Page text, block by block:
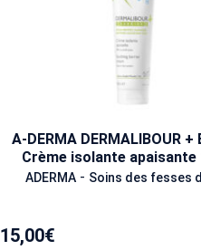
A-DERMA DERMALIBOUR +
Crème isolante apaisante
ADERMA - Soins des fesses
15,00€